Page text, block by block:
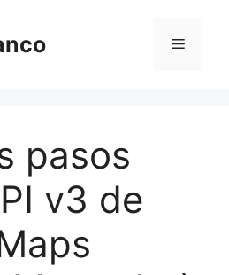
Menú
pasos
v3 de